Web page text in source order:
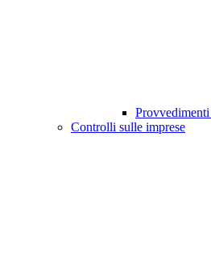
Controlli sulle imprese